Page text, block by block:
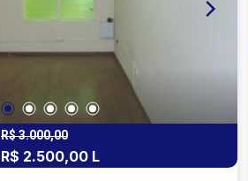
R$ 3.000,00
R$ 2.500,00 L